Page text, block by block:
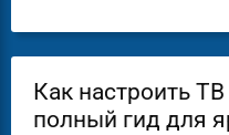
Как настроить
полный гид для